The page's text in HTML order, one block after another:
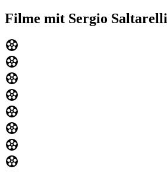
Filme mit Sergio Saltarelli